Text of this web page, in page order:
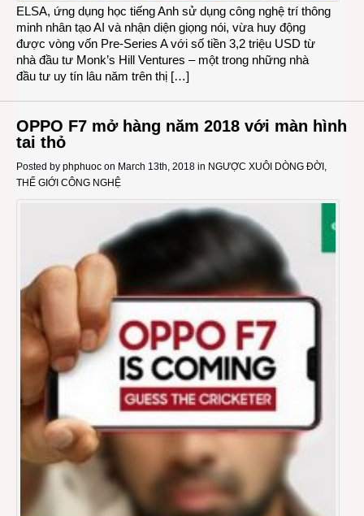
ELSA, ứng dụng học tiếng Anh sử dụng công nghệ trí thông
minh nhân tạo AI và nhận diện giọng nói, vừa huy động
được vòng vốn Pre-Series A với số tiền 3,2 triệu USD từ
nhà đầu tư Monk’s Hill Ventures – một trong những nhà
đầu tư uy tín lâu năm trên thị […]
OPPO F7 mở hàng năm 2018 với màn hình
tai thỏ
Posted by phphuoc on March 13th, 2018 in NGƯỢC XUÔI DÒNG ĐỜI ,
THẾ GIỚI CÔNG NGHỆ